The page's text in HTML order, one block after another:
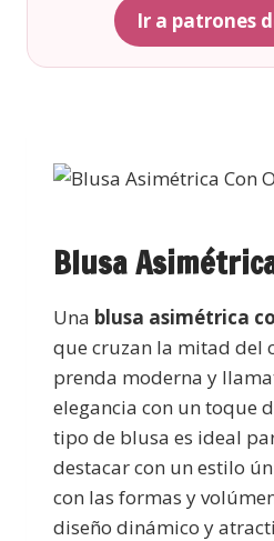
Ir a patrones
Blusa
Una blusa asimétrica
que cruzan la mitad del
prenda moderna y
elegancia con un toque
tipo de blusa es ideal
destacar con un estilo
con las formas y
diseño dinámico y